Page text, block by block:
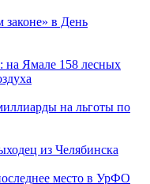
в День
на Ямале 158 лесных
на льготы по
из Челябинска
место в УрФО